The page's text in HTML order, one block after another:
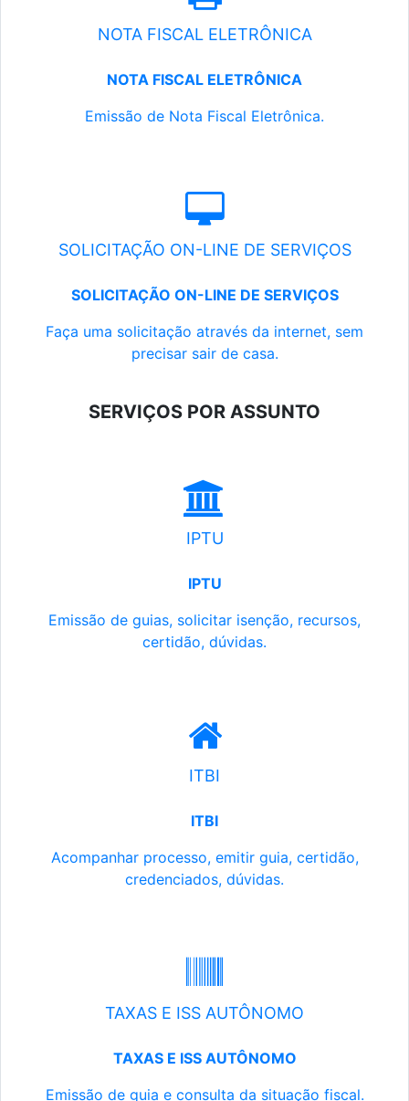
NOTA FISCAL ELETRÔNICA
NOTA FISCAL ELETRÔNICA
Emissão de Nota Fiscal Eletrônica.
SOLICITAÇÃO ON-LINE DE SERVIÇOS
SOLICITAÇÃO ON-LINE DE SERVIÇOS
Faça uma solicitação através da internet, sem
precisar sair de casa.
SERVIÇOS POR ASSUNTO
IPTU
IPTU
Emissão de guias, solicitar isenção, recursos,
certidão, dúvidas.
ITBI
ITBI
Acompanhar processo, emitir guia, certidão,
credenciados, dúvidas.
TAXAS E ISS AUTÔNOMO
TAXAS E ISS AUTÔNOMO
Emissão de guia e consulta da situação fiscal.